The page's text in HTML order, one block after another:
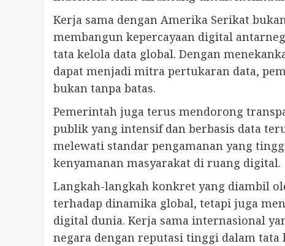
Kerja sama dengan Amerika Serikat
membangun kepercayaan digital
tata kelola data global. Dengan
dapat menjadi mitra pertukaran data,
bukan tanpa batas.
Pemerintah juga terus mendorong
publik yang intensif dan berbasis data
melewati standar pengamanan yang
kenyamanan masyarakat di ruang digital.
Langkah-langkah konkret yang diambil
terhadap dinamika global, tetapi juga
digital dunia. Kerja sama internasional
negara dengan reputasi tinggi dalam tata